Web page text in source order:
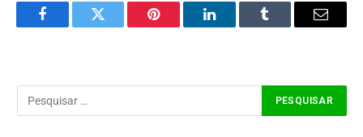
FacebookTwitter Pinterest LinkedInTumblr Email